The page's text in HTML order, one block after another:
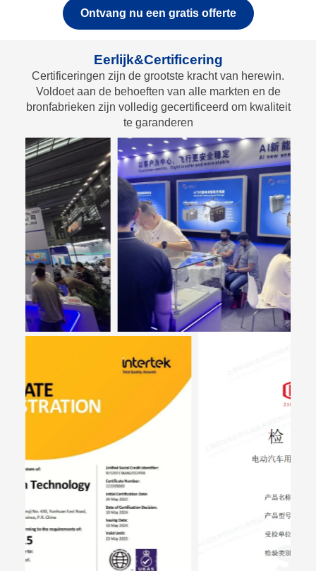
Ontvang nu een gratis offerte
Eerlijk&Certificering
Certificeringen zijn de grootste kracht van herewin.
Voldoet aan de behoeften van alle markten en de
bronfabrieken zijn volledig gecertificeerd om kwaliteit
te garanderen